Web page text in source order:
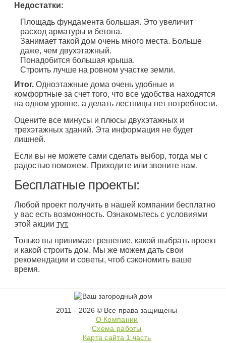
Недостатки:
Площадь фундамента большая. Это увеличит
расход арматуры и бетона.
Занимает такой дом очень много места. Больше
даже, чем двухэтажный.
Понадобится большая крыша.
Строить лучше на ровном участке земли.
Итог.Одноэтажные дома очень удобные и
комфортные за счет того, что все удобства находятся
на одном уровне, а делать лестницы нет потребности.
Оцените все минусы и плюсы двухэтажных и
трехэтажных зданий. Эта информация не будет
лишней.
Если вы не можете сами сделать выбор, тогда мы с
радостью поможем. Приходите или звоните нам.
Бесплатные проекты:
Любой проект получить в нашей компании бесплатно
у вас есть возможность. Ознакомьтесь с условиями
этой акции тут.
Только вы принимает решение, какой выбрать проект
и какой строить дом. Мы же можем дать свои
рекомендации и советы, чтоб сэкономить ваше
время.
2011 - 2026 © Все права защищены
О Компании
Схема работы
Карта сайта 1 часть